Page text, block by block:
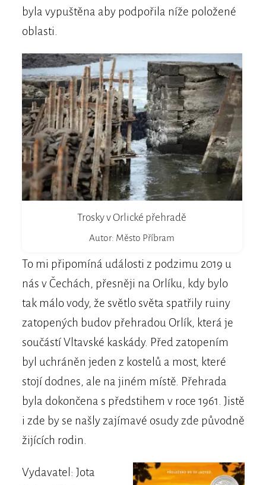
byla vypuštěna aby podpořila níže položené
oblasti.
Trosky v Orlické přehradě
Autor: Město Příbram
To mi připomíná události z podzimu 2019 u
nás v Čechách, přesněji na Orlíku, kdy bylo
tak málo vody, že světlo světa spatřily ruiny
zatopených budov přehradou Orlík, která je
součástí Vltavské kaskády. Před zatopením
byl uchráněn jeden z kostelů a most, které
stojí dodnes, ale na jiném místě. Přehrada
byla dokončena s předstihem v roce 1961. Jistě
i zde by se našly zajímavé osudy zde původně
žijících rodin.
Vydavatel: Jota